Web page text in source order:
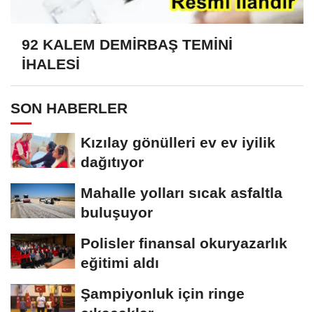
92 KALEM DEMİRBAŞ TEMİNİ
İHALESİ
SON HABERLER
Kızılay gönülleri ev ev iyilik
dağıtıyor
Mahalle yolları sıcak asfaltla
buluşuyor
Polisler finansal okuryazarlık
eğitimi aldı
Şampiyonluk için ringe